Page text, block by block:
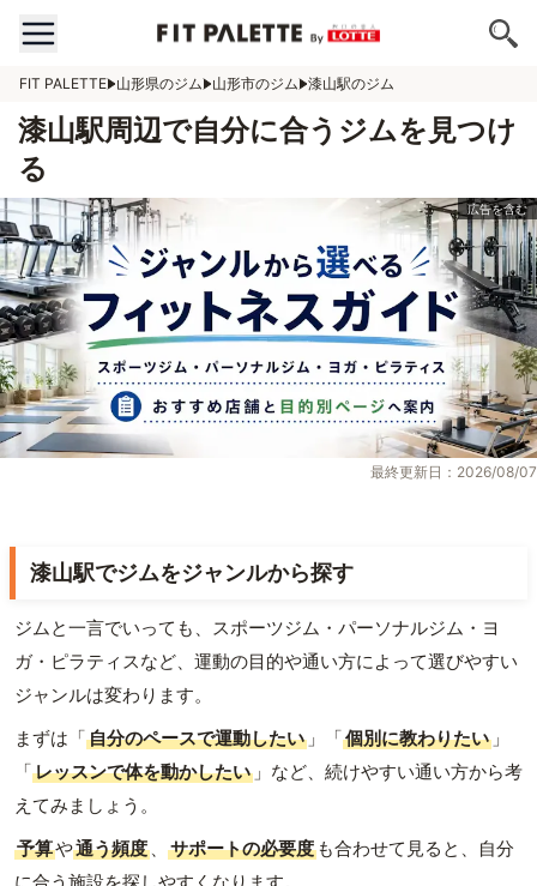
FIT PALETTE 山形県のジム 山形市のジム 漆山駅のジム
漆山駅周辺で自分に合うジムを見つけ
る
最終更新日：2026/08/07
漆山駅でジムをジャンルから探す
ジムと一言でいっても、スポーツジム・パーソナルジム・ヨ
ガ・ピラティスなど、運動の目的や通い方によって選びやすい
ジャンルは変わります。
まずは「自分のペースで運動したい 」「個別に教わりたい 」
「レッスンで体を動かしたい 」など、続けやすい通い方から考
えてみましょう。
予算や通う頻度 、 サポートの必要度 も合わせて見ると、自分